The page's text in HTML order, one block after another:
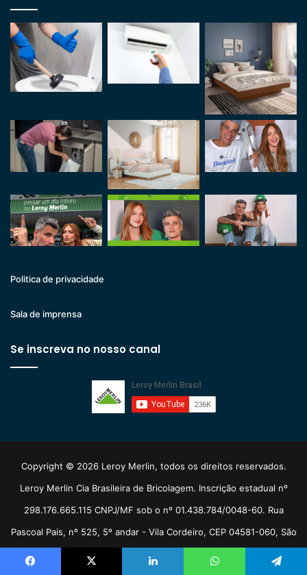
Politica de privacidade
Sala de imprensa
Se inscreva no nosso canal
Copyright © 2026 Leroy Merlin, todos os direitos reservados.
Leroy Merlin Cia Brasileira de Bricolagem. Inscrição estadual nº
298.176.665.115 CNPJ/MF sob o nº 01.438.784/0048-60. Rua
Pascoal Pais, nº 525, 5º andar - Vila Cordeiro, CEP 04581-060, São
Paulo/SP.